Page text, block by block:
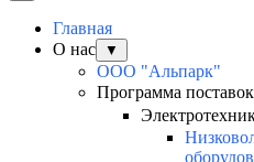
Главная
О нас
▼
ООО "Альпарк"
Программа поставок